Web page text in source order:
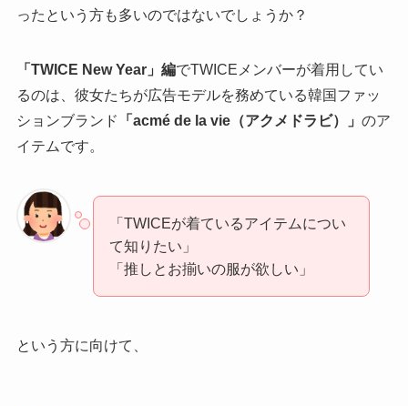
ったという方も多いのではないでしょうか？
「TWICE New Year」編でTWICEメンバーが着用してい
るのは、彼女たちが広告モデルを務めている韓国ファッ
ションブランド
「acmé de la vie（アクメドラビ）」 のア
イテムです。
「TWICEが着ているアイテムについ
て知りたい」
「推しとお揃いの服が欲しい」
という方に向けて、